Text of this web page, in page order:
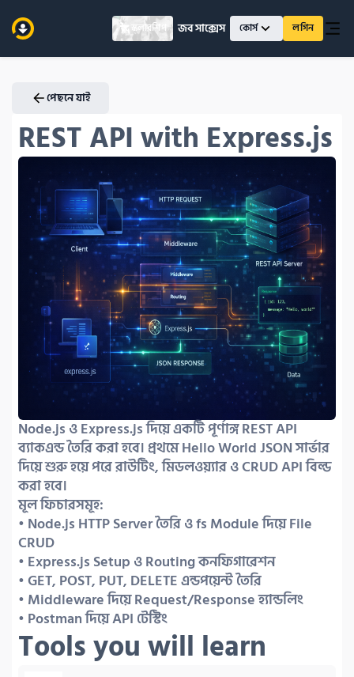
স্কলারশিপ জব সাক্সেস কোর্স লগিন
পেছনে যাই
REST API with Express.js
Node.js ও Express.js দিয়ে একটি পূর্ণাঙ্গ REST API
ব্যাকএন্ড তৈরি করা হবে। প্রথমে Hello World JSON সার্ভার
দিয়ে শুরু হয়ে পরে রাউটিং, মিডলওয়্যার ও CRUD API বিল্ড
করা হবে।
মূল ফিচারসমূহ:
• Node.js HTTP Server তৈরি ও fs Module দিয়ে File
CRUD
• Express.js Setup ও Routing কনফিগারেশন
• GET, POST, PUT, DELETE এন্ডপয়েন্ট তৈরি
• Middleware দিয়ে Request/Response হ্যান্ডলিং
• Postman দিয়ে API টেস্টিং
Tools you will learn